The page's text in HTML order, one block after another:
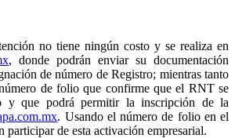
no tiene ningún costo y se realiza en
, donde podrán enviar su documentación
de número de Registro; mientras tanto
de folio que confirme que el RNT se
y que podrá permitir la inscripción de la
. Usando el número de folio en el
participar de esta activación empresarial.